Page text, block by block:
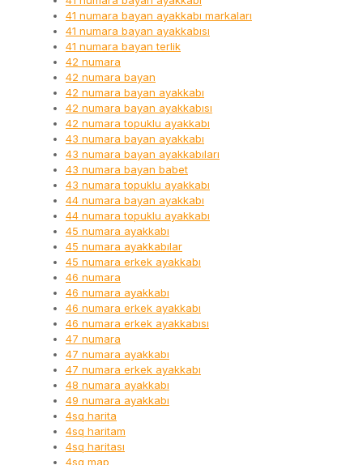
41 numara bayan ayakkabı markaları
41 numara bayan ayakkabısı
41 numara bayan terlik
42 numara
42 numara bayan
42 numara bayan ayakkabı
42 numara bayan ayakkabısı
42 numara topuklu ayakkabı
43 numara bayan ayakkabı
43 numara bayan ayakkabıları
43 numara bayan babet
43 numara topuklu ayakkabı
44 numara bayan ayakkabı
44 numara topuklu ayakkabı
45 numara ayakkabı
45 numara ayakkabılar
45 numara erkek ayakkabı
46 numara
46 numara ayakkabı
46 numara erkek ayakkabı
46 numara erkek ayakkabısı
47 numara
47 numara ayakkabı
47 numara erkek ayakkabı
48 numara ayakkabı
49 numara ayakkabı
4sq harita
4sq haritam
4sq haritası
4sq map